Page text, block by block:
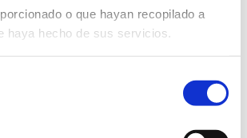
o que hayan recopilado a
haya hecho de sus servicios.